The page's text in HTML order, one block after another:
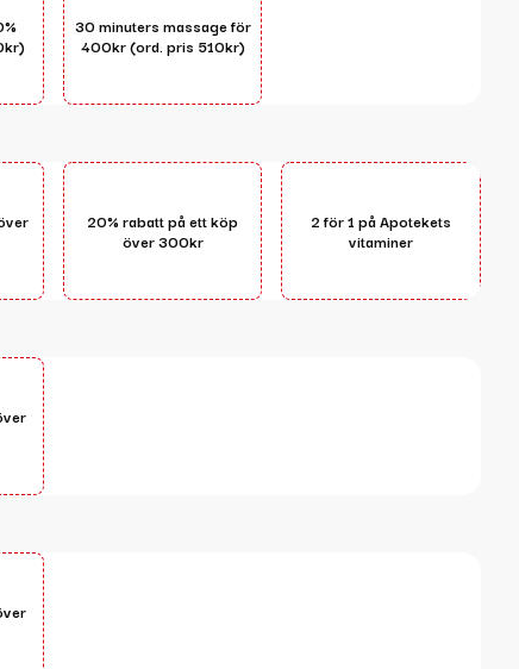
30 minuters massage för
400kr (ord. pris 510kr)
20% rabatt på ett köp
över 300kr
2 för 1 på Apotekets
vitaminer